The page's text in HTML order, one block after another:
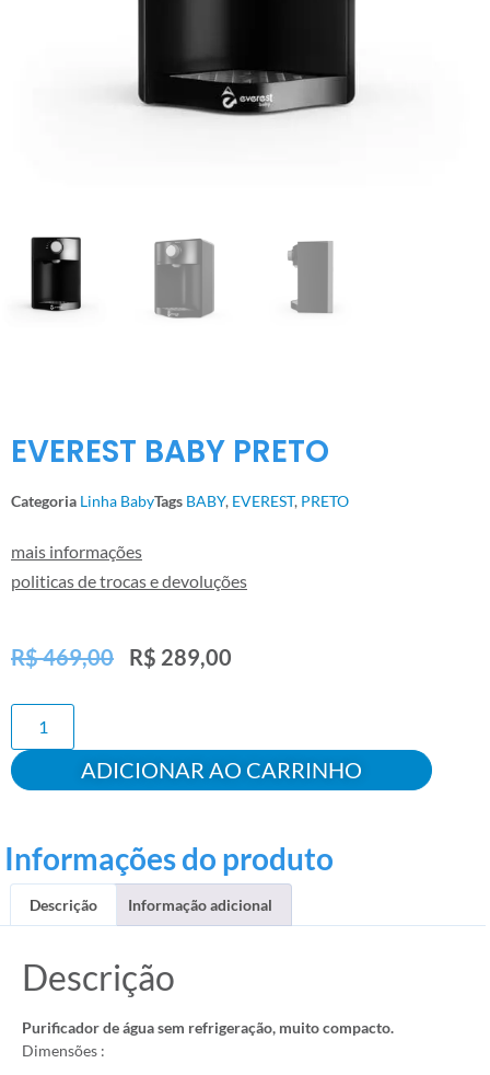
EVEREST BABY PRETO
Categoria Linha BabyTags BABY, EVEREST, PRETO
mais informações
politicas de trocas e devoluções
R$469,00 R$ 289,00
ADICIONAR AO CARRINHO
Informações do produto
Descrição Informação adicional
Descrição
Purificador de água sem refrigeração, muito compacto.
Dimensões :